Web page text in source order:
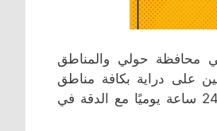
محافظة حولي والمناطق
على دراية بكافة مناطق
محافظة حولي الذي يقدمون خدمة ذات جودة عالية بسرعة وأمان. يعمل تكسي مشوار 24 ساعة يوميًا مع الدقة في